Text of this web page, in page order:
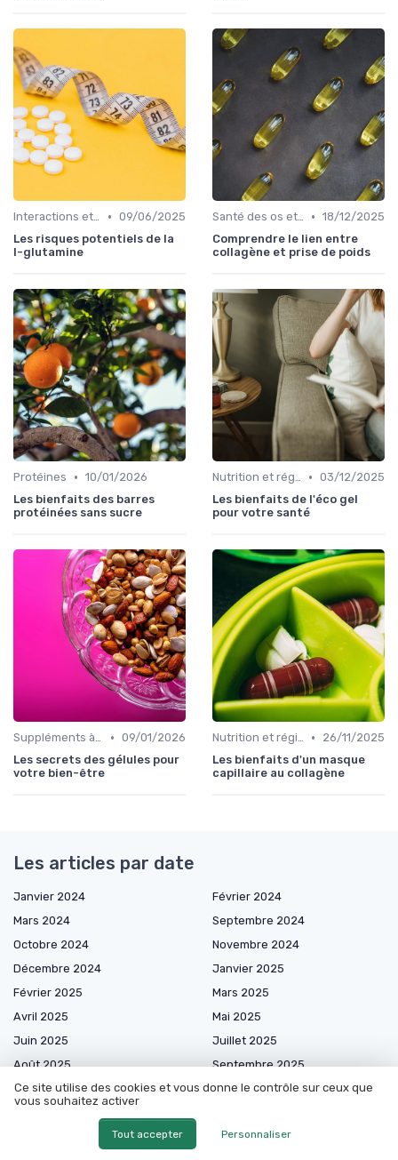
Interactions et contre-indications • 09/06/2025
Les risques potentiels de la
l-glutamine
Santé des os et des articulations • 18/12/2025
Comprendre le lien entre
collagène et prise de poids
Protéines • 10/01/2026
Les bienfaits des barres
protéinées sans sucre
Nutrition et régime alimentaire • 03/12/2025
Les bienfaits de l'éco gel
pour votre santé
Suppléments à base de plantes • 09/01/2026
Les secrets des gélules pour
votre bien-être
Nutrition et régime alimentaire •
26/11/2025
Les bienfaits d'un masque
capillaire au collagène
Les articles par date
Janvier 2024
Février 2024
Mars 2024
Septembre 2024
Octobre 2024
Novembre 2024
Décembre 2024
Janvier 2025
Février 2025
Mars 2025
Avril 2025
Mai 2025
Juin 2025
Juillet 2025
Août 2025
Septembre 2025
Octobre 2025
Novembre 2025
Mars 2026
Ce site utilise des cookies et vous donne le contrôle sur ceux que
vous souhaitez activer
Tout accepter Personnaliser